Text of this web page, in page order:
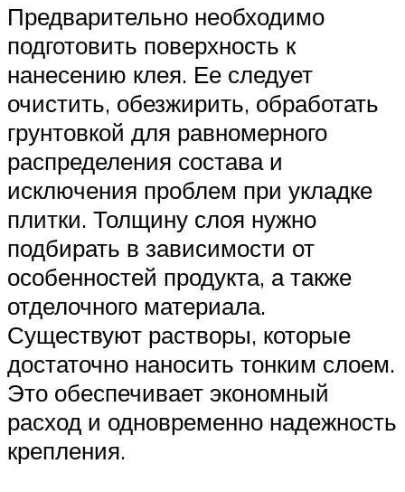
Предварительно необходимо
подготовить поверхность к
нанесению клея. Ее следует
очистить, обезжирить, обработать
грунтовкой для равномерного
распределения состава и
исключения проблем при укладке
плитки. Толщину слоя нужно
подбирать в зависимости от
особенностей продукта, а также
отделочного материала.
Существуют растворы, которые
достаточно наносить тонким слоем.
Это обеспечивает экономный
расход и одновременно надежность
крепления.